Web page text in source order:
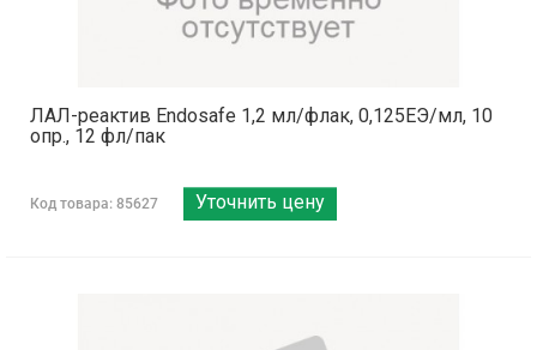
ЛАЛ-реактив Endosafe 1,2 мл/флак, 0,125ЕЭ/мл, 10
опр., 12 фл/пак
Код товара: 85627 Уточнить цену